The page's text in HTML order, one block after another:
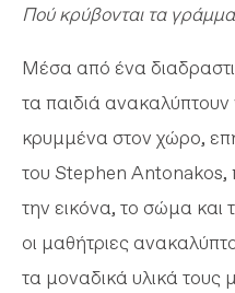
Πού κρύβονται τα
Μέσα από ένα
τα παιδιά
κρυμμένα στον χώρο,
του Stephen Antonakos,
την εικόνα, το σώμα και
οι μαθήτριες
τα μοναδικά υλικά τους